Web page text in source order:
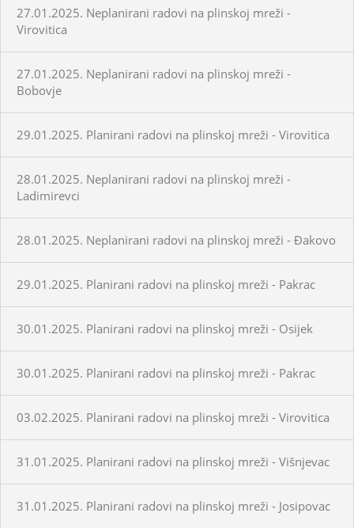
27.01.2025. Neplanirani radovi na plinskoj mreži -
Virovitica
27.01.2025. Neplanirani radovi na plinskoj mreži -
Bobovje
29.01.2025. Planirani radovi na plinskoj mreži - Virovitica
28.01.2025. Neplanirani radovi na plinskoj mreži -
Ladimirevci
28.01.2025. Neplanirani radovi na plinskoj mreži - Đakovo
29.01.2025. Planirani radovi na plinskoj mreži - Pakrac
30.01.2025. Planirani radovi na plinskoj mreži - Osijek
30.01.2025. Planirani radovi na plinskoj mreži - Pakrac
03.02.2025. Planirani radovi na plinskoj mreži - Virovitica
31.01.2025. Planirani radovi na plinskoj mreži - Višnjevac
31.01.2025. Planirani radovi na plinskoj mreži - Josipovac